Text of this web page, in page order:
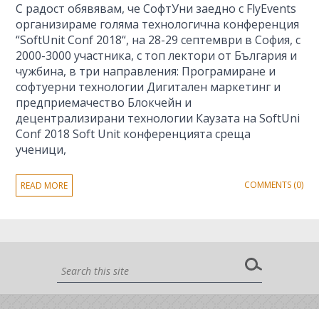
С радост обявявам, че СофтУни заедно с FlyEvents
организираме голяма технологична конференция
“SoftUnit Conf 2018“, на 28-29 септември в София, с
2000-3000 участника, с топ лектори от България и
чужбина, в три направления: Програмиране и
софтуерни технологии Дигитален маркетинг и
предприемачество Блокчейн и
децентрализирани технологии Каузата на SoftUni
Conf 2018 Soft Unit конференцията среща
ученици,
READ MORE COMMENTS (0)